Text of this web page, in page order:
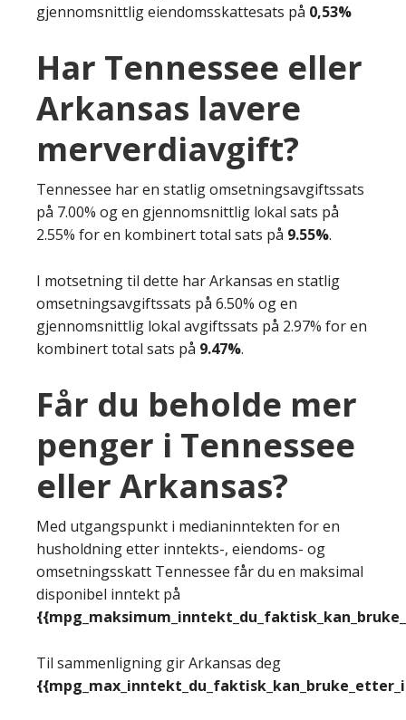
gjennomsnittlig eiendomsskattesats på 0,53%
Har Tennessee eller
Arkansas lavere
merverdiavgift?
Tennessee har en statlig omsetningsavgiftssats
på 7.00% og en gjennomsnittlig lokal sats på
2.55% for en kombinert total sats på 9.55%.
I motsetning til dette har Arkansas en statlig
omsetningsavgiftssats på 6.50% og en
gjennomsnittlig lokal avgiftssats på 2.97% for en
kombinert total sats på 9.47%.
Får du beholde mer
penger i Tennessee
eller Arkansas?
Med utgangspunkt i medianinntekten for en
husholdning etter inntekts-, eiendoms- og
omsetningsskatt Tennessee får du en maksimal
disponibel inntekt på
Til sammenligning gir Arkansas deg